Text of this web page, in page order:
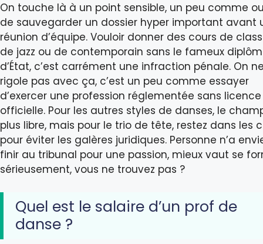
On touche là à un point sensible, un peu comme
de sauvegarder un dossier hyper important avant
réunion d’équipe. Vouloir donner des cours de
de jazz ou de contemporain sans le fameux
d’État, c’est carrément une infraction pénale. On
rigole pas avec ça, c’est un peu comme essayer
d’exercer une profession réglementée sans licence
officielle. Pour les autres styles de danses, le
plus libre, mais pour le trio de tête, restez dans les
pour éviter les galères juridiques. Personne n’a
finir au tribunal pour une passion, mieux vaut se
sérieusement, vous ne trouvez pas ?
Quel est le salaire d’un prof de
danse ?